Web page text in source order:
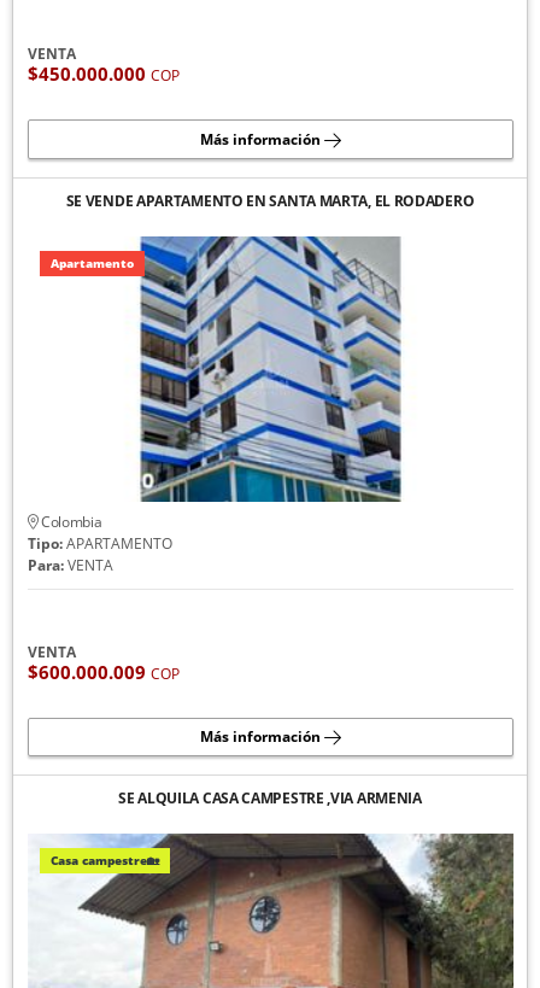
VENTA
$450.000.000 COP
Más información
SE VENDE APARTAMENTO EN SANTA MARTA, EL RODADERO
Apartamento
Colombia
Tipo:APARTAMENTO
Para:VENTA
VENTA
$600.000.009 COP
Más información
SE ALQUILA CASA CAMPESTRE ,VIA ARMENIA
Casa campestre🏡